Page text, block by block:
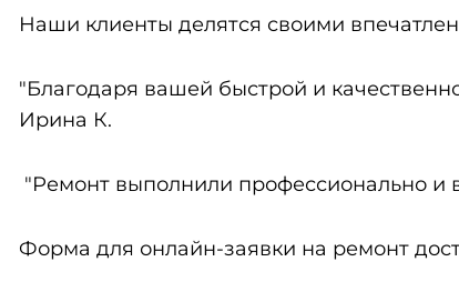
Наши клиенты делятся своими
"Благодаря вашей быстрой и
Ирина К.
"Ремонт выполнили профессионально и
Форма для онлайн-заявки на ремонт